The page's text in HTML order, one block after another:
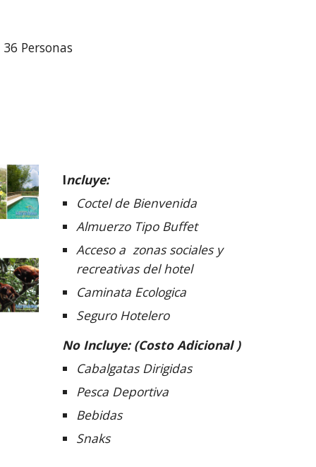
36 Personas
Incluye:
Coctel de Bienvenida
Almuerzo Tipo Buffet
Acceso a  zonas sociales y
recreativas del hotel
Caminata Ecologica
Seguro Hotelero
No Incluye: (Costo Adicional )
Cabalgatas Dirigidas
Pesca Deportiva
Bebidas
Snaks